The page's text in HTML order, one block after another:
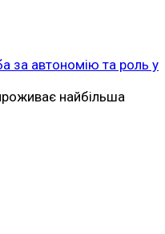
за автономію та роль у
найбільша